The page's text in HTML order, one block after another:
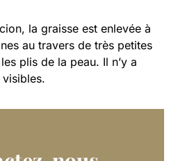
la graisse est enlevée à
au travers de très petites
plis de la peau. Il n’y a